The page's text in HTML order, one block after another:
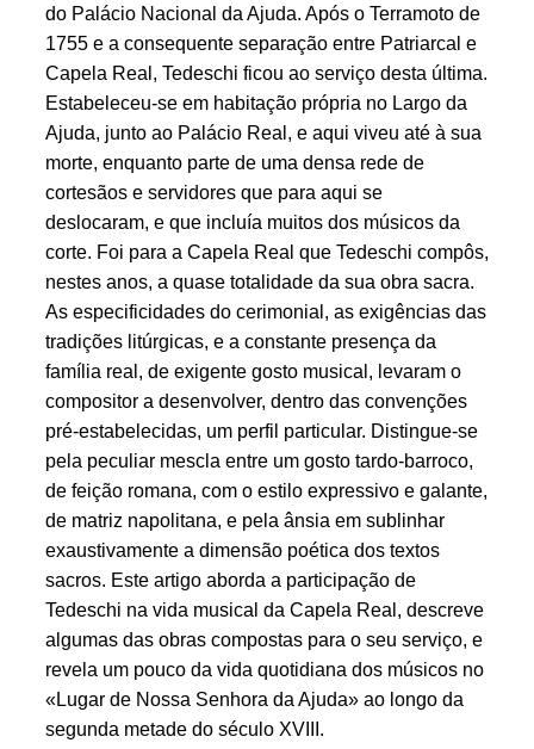
do Palácio Nacional da Ajuda. Após o Terramoto de
1755 e a consequente separação entre Patriarcal e
Capela Real, Tedeschi ficou ao serviço desta última.
Estabeleceu-se em habitação própria no Largo da
Ajuda, junto ao Palácio Real, e aqui viveu até à sua
morte, enquanto parte de uma densa rede de
cortesãos e servidores que para aqui se
deslocaram, e que incluía muitos dos músicos da
corte. Foi para a Capela Real que Tedeschi compôs,
nestes anos, a quase totalidade da sua obra sacra.
As especificidades do cerimonial, as exigências das
tradições litúrgicas, e a constante presença da
família real, de exigente gosto musical, levaram o
compositor a desenvolver, dentro das convenções
pré-estabelecidas, um perfil particular. Distingue-se
pela peculiar mescla entre um gosto tardo-barroco,
de feição romana, com o estilo expressivo e galante,
de matriz napolitana, e pela ânsia em sublinhar
exaustivamente a dimensão poética dos textos
sacros. Este artigo aborda a participação de
Tedeschi na vida musical da Capela Real, descreve
algumas das obras compostas para o seu serviço, e
revela um pouco da vida quotidiana dos músicos no
«Lugar de Nossa Senhora da Ajuda» ao longo da
segunda metade do século XVIII.